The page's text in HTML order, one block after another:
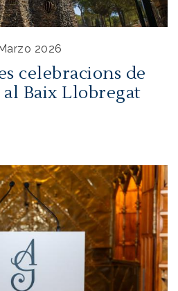
2026
celebracions de
al Baix Llobregat